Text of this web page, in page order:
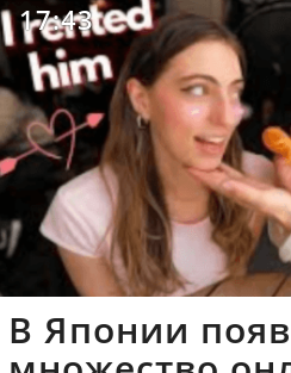
17:43
В Японии